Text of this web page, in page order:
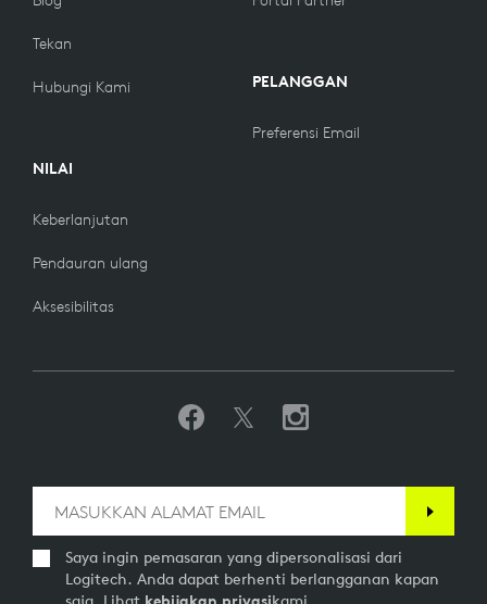
Tekan
Hubungi Kami
NILAI
Keberlanjutan
Pendauran ulang
Aksesibilitas
PELANGGAN
Preferensi Email
Saya ingin pemasaran yang dipersonalisasi dari
Logitech. Anda dapat berhenti berlangganan kapan